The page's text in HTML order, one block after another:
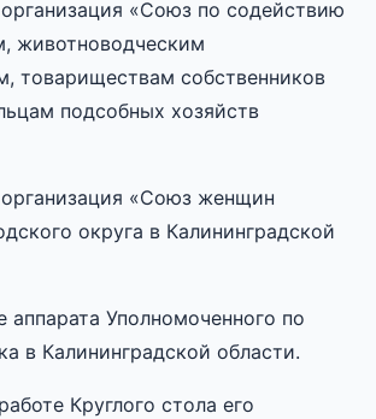
«Союз по содействию
животноводческим
товариществам собственников
подсобных хозяйств
«Союз женщин
округа в Калининградской
Уполномоченного по
в Калининградской области.
Круглого стола его